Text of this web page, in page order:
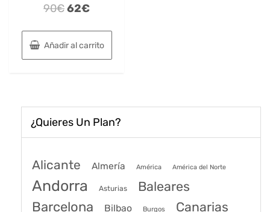
90€El
original
era:
62€El
actual
es:
Añadir al carrito
¿Quieres Un Plan?
Alicante Almería América América del Norte
Andorra Asturias Baleares
Barcelona Bilbao Burgos Canarias